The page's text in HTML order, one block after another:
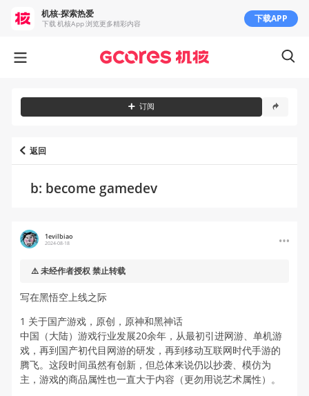
返回
b: become gamedev
1evilbiao
2024-08-18
⚠️ 未经作者授权 禁止转载
写在黑悟空上线之际
1 关于国产游戏，原创，原神和黑神话
中国（大陆）游戏行业发展20余年，从最初引进网游、单机游
戏，再到国产初代目网游的研发，再到移动互联网时代手游的
腾飞。这段时间虽然有创新，但总体来说仍以抄袭、模仿为
主，游戏的商品属性也一直大于内容（更勿用说艺术属性）。
订阅
机核-探索热爱
下载 机核App 浏览更多精彩内容 下载APP